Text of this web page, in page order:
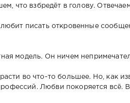
что взбредёт в голову.
писать откровенные
модель. Он ничем
во что-то большее. Но, как
Любви покоряется всё.